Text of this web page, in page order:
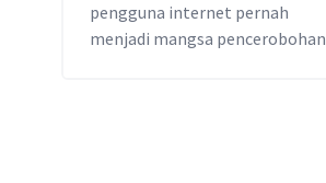
pengguna internet pernah
menjadi mangsa pencerobohan